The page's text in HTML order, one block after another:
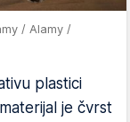
/ Alamy /
plastici
je čvrst